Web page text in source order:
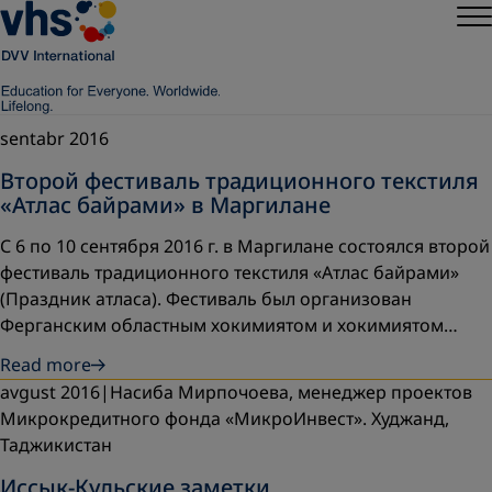
sentabr 2016
Второй фестиваль традиционного текстиля
«Атлас байрами» в Маргилане
С 6 по 10 сентября 2016 г. в Маргилане состоялся второй
фестиваль традиционного текстиля «Атлас байрами»
(Праздник атласа). Фестиваль был организован
Ферганским областным хокимиятом и хокимиятом…
Read more
avgust 2016 Насиба Мирпочоева, менеджер проектов
Микрокредитного фонда «МикроИнвест». Худжанд,
Таджикистан